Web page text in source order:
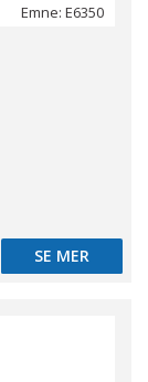
Emne: E6350
SE MER
SE MER